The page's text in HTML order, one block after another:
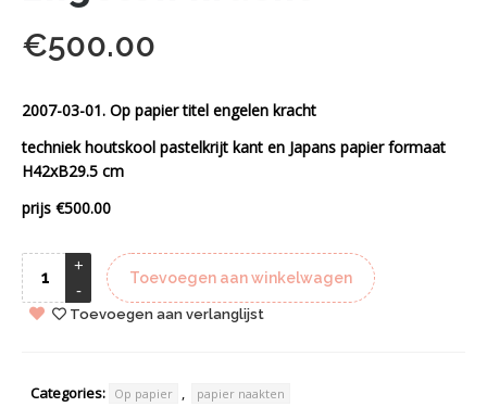
€500.00
2007-03-01. Op papier titel engelen kracht
techniek houtskool pastelkrijt kant en Japans papier formaat
H42xB29.5 cm
prijs €500.00
Toevoegen aan winkelwagen
Toevoegen aan verlanglijst
Categories: Op papier , papier naakten